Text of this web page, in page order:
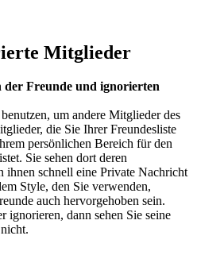
Mitglieder
der Freunde und ignorierten
um andere Mitglieder des
die Sie Ihrer Freundesliste
persönlichen Bereich für den
Sie sehen dort deren
ihnen schnell eine Private Nachricht
Style, den Sie verwenden,
auch hervorgehoben sein.
ignorieren, dann sehen Sie seine